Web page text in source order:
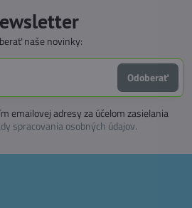
naše novinky:
Odoberať
emailovej adresy za účelom zasielania
spracovania osobných údajov.